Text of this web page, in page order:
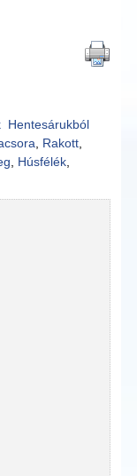
Hentesárukból
Rakott
Húsfélék